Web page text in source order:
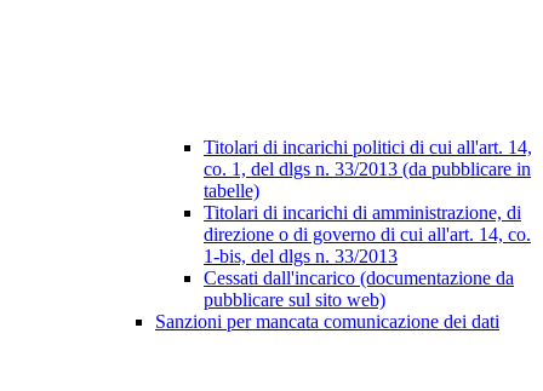
Titolari di incarichi politici di cui all'art. 14,
co. 1, del dlgs n. 33/2013 (da pubblicare in
tabelle)
Titolari di incarichi di amministrazione, di
direzione o di governo di cui all'art. 14, co.
1-bis, del dlgs n. 33/2013
Cessati dall'incarico (documentazione da
pubblicare sul sito web)
Sanzioni per mancata comunicazione dei dati